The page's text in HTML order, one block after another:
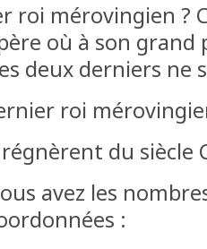
roi mérovingien ?
où à son grand
deux derniers ne
roi
du siècle
avez les
: